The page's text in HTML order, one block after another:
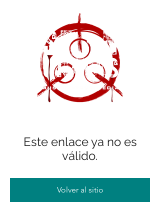
Este enlace ya no es
válido.
Volver al sitio